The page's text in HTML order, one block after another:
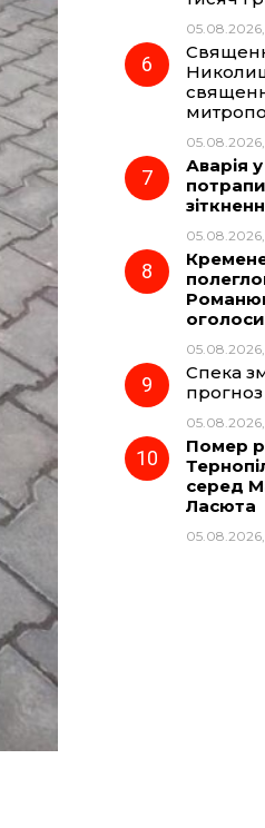
05.08.2026,
Аварія
Спека
05.08.2026,
Помер
серед
Ласюта
05.08.2026,